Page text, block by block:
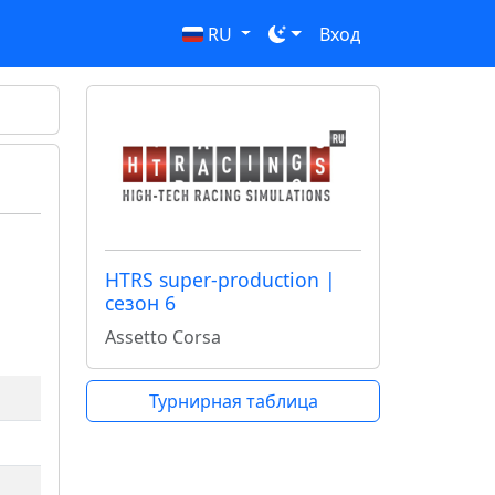
RU Вход
HTRS super-production |
сезон 6
Assetto Corsa
Турнирная таблица